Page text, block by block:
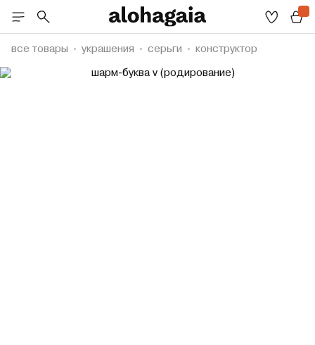
все товары украшения серьги конструктор